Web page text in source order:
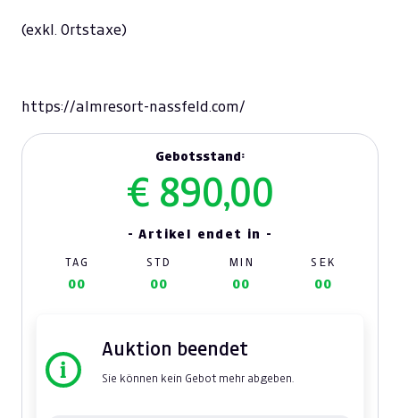
(exkl. Ortstaxe)
https://almresort-nassfeld.com/
Gebotsstand:
€ 890,00
- Artikel endet in -
TAG STD MIN SEK
00 00 00 00
Auktion beendet
Sie können kein Gebot mehr abgeben.